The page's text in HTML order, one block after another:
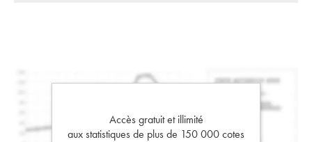
Accès gratuit et illimité
aux statistiques de plus de 150 000 cotes